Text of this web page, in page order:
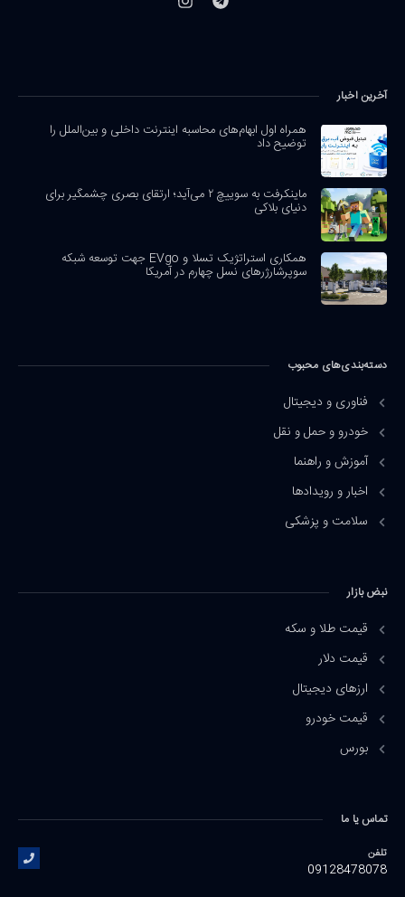
آخرین اخبار
همراه اول ابهام‌های محاسبه اینترنت داخلی و بین‌الملل را
توضیح داد
ماینکرفت به سوییچ ۲ می‌آید؛ ارتقای بصری چشمگیر برای
دنیای بلاکی
همکاری استراتژیک تسلا و EVgo جهت توسعه شبکه
سوپرشارژرهای نسل چهارم در آمریکا
دسته‌بندی‌های محبوب
فناوری و دیجیتال
خودرو و حمل و نقل
آموزش و راهنما
اخبار و رویدادها
سلامت و پزشکی
نبض بازار
قیمت طلا و سکه
قیمت دلار
ارزهای دیجیتال
قیمت خودرو
بورس
تماس یا ما
تلفن
09128478078